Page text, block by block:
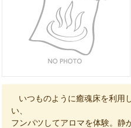
いつものように癒魂床を利用
い、
フンパツしてアロマを体験。静